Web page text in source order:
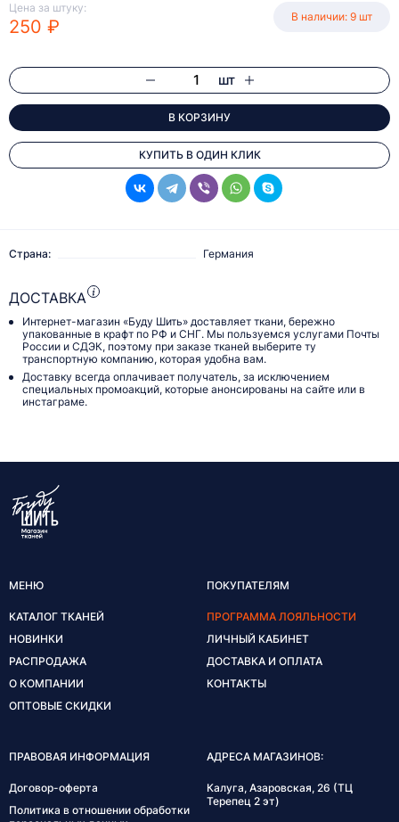
Цена за штуку:
250 ₽ В наличии: 9 шт
шт
В КОРЗИНУ
КУПИТЬ В ОДИН КЛИК
Страна: Германия
ДОСТАВКА
Интернет-магазин «Буду Шить» доставляет ткани, бережно
упакованные в крафт по РФ и СНГ. Мы пользуемся услугами Почты
России и СДЭК, поэтому при заказе тканей выберите ту
транспортную компанию, которая удобна вам.
Доставку всегда оплачивает получатель, за исключением
специальных промоакций, которые анонсированы на сайте или в
инстаграме.
МЕНЮ
КАТАЛОГ ТКАНЕЙ
НОВИНКИ
РАСПРОДАЖА
О КОМПАНИИ
ОПТОВЫЕ СКИДКИ
ПОКУПАТЕЛЯМ
ПРОГРАММА ЛОЯЛЬНОСТИ
ЛИЧНЫЙ КАБИНЕТ
ДОСТАВКА И ОПЛАТА
КОНТАКТЫ
ПРАВОВАЯ ИНФОРМАЦИЯ
Договор-оферта
Политика в отношении обработки
АДРЕСА МАГАЗИНОВ:
Калуга, Азаровская, 26 (ТЦ
Терепец 2 эт)